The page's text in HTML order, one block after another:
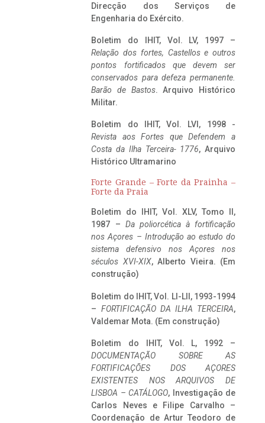
Direcção dos Serviços de
Engenharia do Exército.
Boletim do IHIT, Vol. LV, 1997 –
Relação dos fortes, Castellos e outros
pontos fortificados que devem ser
conservados para defeza permanente.
Barão de Bastos. Arquivo Histórico
Militar.
Boletim do IHIT, Vol. LVI, 1998 -
Revista aos Fortes que Defendem a
Costa da Ilha Terceira- 1776, Arquivo
Histórico Ultramarino
Forte Grande – Forte da Prainha –
Forte da Praia
Boletim do IHIT, Vol. XLV, Tomo II,
1987 – Da poliorcética à fortificação
nos Açores – Introdução ao estudo do
sistema defensivo nos Açores nos
séculos XVI-XIX, Alberto Vieira. (Em
construção)
Boletim do IHIT, Vol. LI-LII, 1993-1994
– FORTIFICAÇÃO DA ILHA TERCEIRA,
Valdemar Mota. (Em construção)
Boletim do IHIT, Vol. L, 1992 –
DOCUMENTAÇÃO SOBRE AS
FORTIFICAÇÕES DOS AÇORES
EXISTENTES NOS ARQUIVOS DE
LISBOA – CATÁLOGO, Investigação de
Carlos Neves e Filipe Carvalho –
Coordenação de Artur Teodoro de